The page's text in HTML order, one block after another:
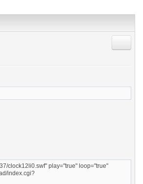
clock12li0.swf" play="true" loop="true"
index.cgi?